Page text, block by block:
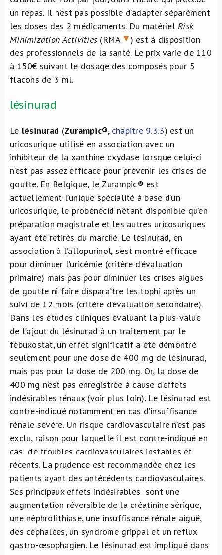
un repas. Il n’est pas possible d’adapter séparément
les doses des 2 médicaments. Du matérielRisk
Minimization Activities (RMA
) est à disposition
des professionnels de la santé. Le prix varie de 110
à 150€ suivant le dosage des composés pour 5
flacons de 3 ml.
lésinurad
Le lésinurad (Zurampic®, chapitre 9.3.3) est un
uricosurique utilisé en association avec un
inhibiteur de la xanthine oxydase lorsque celui-ci
n’est pas assez efficace pour prévenir les crises de
goutte. En Belgique, le Zurampic® est
actuellement l’unique spécialité à base d’un
uricosurique, le probénécid n’étant disponible qu’en
préparation magistrale et les autres uricosuriques
ayant été retirés du marché. Le lésinurad, en
association à l’allopurinol, s’est montré efficace
pour diminuer l’uricémie (critère d’évaluation
primaire) mais pas pour diminuer les crises aigües
de goutte ni faire disparaître les tophi après un
suivi de 12 mois (critère d’évaluation secondaire).
Dans les études cliniques évaluant la plus-value
de l’ajout du lésinurad à un traitement par le
fébuxostat, un effet significatif a été démontré
seulement pour une dose de 400 mg de lésinurad,
mais pas pour la dose de 200 mg. Or, la dose de
400 mg n’est pas enregistrée à cause d’effets
indésirables rénaux (voir plus loin). Le lésinurad est
contre-indiqué notamment en cas d’insuffisance
rénale sévère. Un risque cardiovasculaire n’est pas
exclu, raison pour laquelle il est contre-indiqué en
cas de troubles cardiovasculaires instables et
récents. La prudence est recommandée chez les
patients ayant des antécédents cardiovasculaires.
Ses principaux effets indésirables sont une
augmentation réversible de la créatinine sérique,
une néphrolithiase, une insuffisance rénale aiguë,
des céphalées, un syndrome grippal et un reflux
gastro-œsophagien. Le lésinurad est impliqué dans